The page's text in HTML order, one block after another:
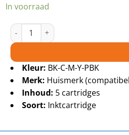
In voorraad
Epson 26 (T2636) inktcartridges
Kleur: BK-C-M-Y-PBK
Merk: Huismerk
Inhoud: 5 cartridges
Soort: Inktcartridge